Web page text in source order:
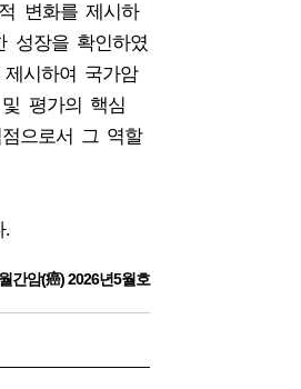
변화를 제시하
성장을 확인하였
시하여 국가암
평가의 핵심
으로서 그 역할
.
월간암(癌) 2026년5월호